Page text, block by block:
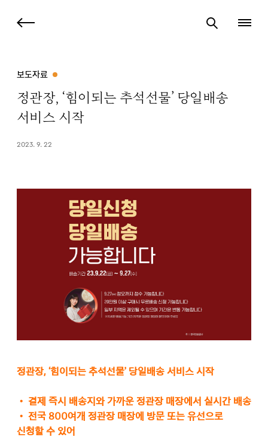
보도자료
정관장, ‘힘이되는 추석선물’ 당일배송
서비스 시작
2023. 9. 22
정관장, ‘힘이되는 추석선물’ 당일배송 서비스 시작
• 결제 즉시 배송지와 가까운 정관장 매장에서 실시간 배송
• 전국 800여개 정관장 매장에 방문 또는 유선으로
신청할 수 있어